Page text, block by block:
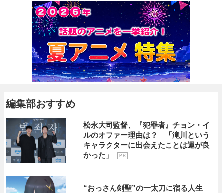
編集部おすすめ
松永大司監督、『犯罪者』チョン・イ
ルのオファー理由は？ 「滝川という
キャラクターに出会えたことは運が良
かった」
P R
“おっさん剣聖”の一太刀に宿る人生